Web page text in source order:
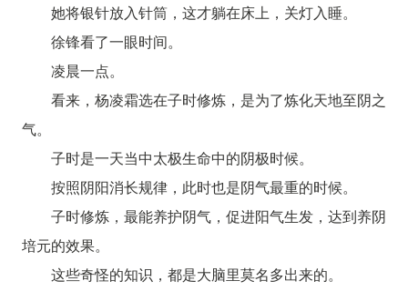
她将银针放入针筒，这才躺在床上，关灯入睡。
徐锋看了一眼时间。
凌晨一点。
看来，杨凌霜选在子时修炼，是为了炼化天地至阴之
气。
子时是一天当中太极生命中的阴极时候。
按照阴阳消长规律，此时也是阴气最重的时候。
子时修炼，最能养护阴气，促进阳气生发，达到养阴
培元的效果。
这些奇怪的知识，都是大脑里莫名多出来的。